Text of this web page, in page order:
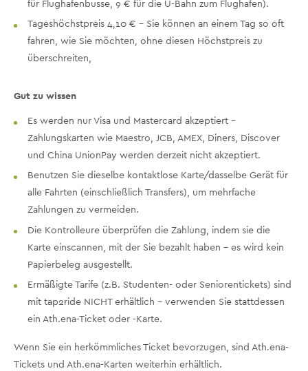
für Flughafenbusse, 9 € für die U-Bahn zum Flughafen).
Tageshöchstpreis 4,10 € - Sie können an einem Tag so oft
fahren, wie Sie möchten, ohne diesen Höchstpreis zu
überschreiten,
Gut zu wissen
Es werden nur Visa und Mastercard akzeptiert -
Zahlungskarten wie Maestro, JCB, AMEX, Diners, Discover
und China UnionPay werden derzeit nicht akzeptiert.
Benutzen Sie dieselbe kontaktlose Karte/dasselbe Gerät für
alle Fahrten (einschließlich Transfers), um mehrfache
Zahlungen zu vermeiden.
Die Kontrolleure überprüfen die Zahlung, indem sie die
Karte einscannen, mit der Sie bezahlt haben - es wird kein
Papierbeleg ausgestellt.
Ermäßigte Tarife (z.B. Studenten- oder Seniorentickets) sind
mit tap2ride NICHT erhältlich - verwenden Sie stattdessen
ein Ath.ena-Ticket oder -Karte.
Wenn Sie ein herkömmliches Ticket bevorzugen, sind Ath.ena-
Tickets und Ath.ena-Karten weiterhin erhältlich.